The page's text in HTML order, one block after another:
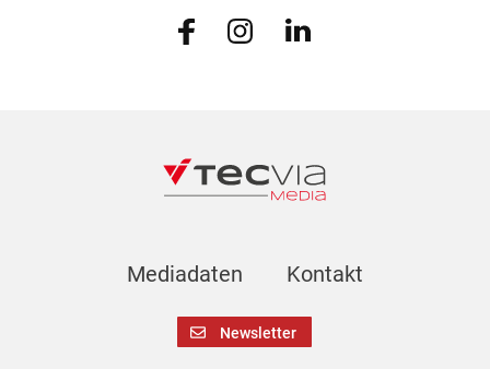
Mediadaten Kontakt
Newsletter